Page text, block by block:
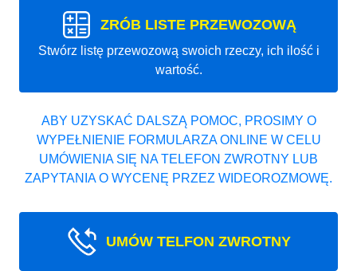
ZRÓB LISTE PRZEWOZOWĄ
Stwórz listę przewozową swoich rzeczy, ich ilość i
wartość.
ABY UZYSKAĆ DALSZĄ POMOC, PROSIMY O
WYPEŁNIENIE FORMULARZA ONLINE W CELU
UMÓWIENIA SIĘ NA TELEFON ZWROTNY LUB
ZAPYTANIA O WYCENĘ PRZEZ WIDEOROZMOWĘ.
UMÓW TELFON ZWROTNY